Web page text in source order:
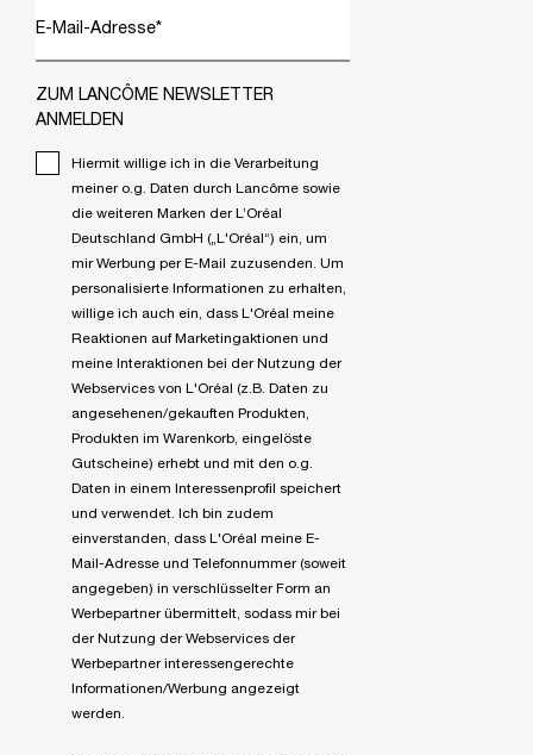
E-Mail-Adresse*
ZUM LANCÔME NEWSLETTER
ANMELDEN
Hiermit willige ich in die Verarbeitung
meiner o.g. Daten durch Lancôme sowie
die weiteren Marken der L’Oréal
Deutschland GmbH („L'Oréal“) ein, um
mir Werbung per E-Mail zuzusenden. Um
personalisierte Informationen zu erhalten,
willige ich auch ein, dass L'Oréal meine
Reaktionen auf Marketingaktionen und
meine Interaktionen bei der Nutzung der
Webservices von L'Oréal (z.B. Daten zu
angesehenen/gekauften Produkten,
Produkten im Warenkorb, eingelöste
Gutscheine) erhebt und mit den o.g.
Daten in einem Interessenprofil speichert
und verwendet. Ich bin zudem
einverstanden, dass L'Oréal meine E-
Mail-Adresse und Telefonnummer (soweit
angegeben) in verschlüsselter Form an
Werbepartner übermittelt, sodass mir bei
der Nutzung der Webservices der
Werbepartner interessengerechte
Informationen/Werbung angezeigt
werden.